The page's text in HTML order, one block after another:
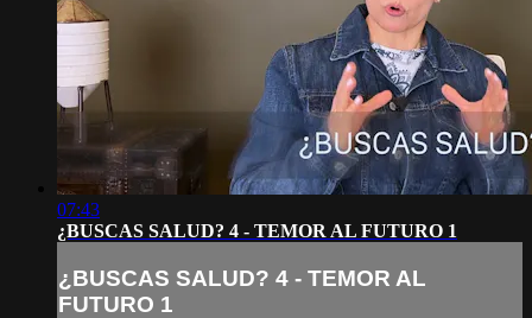
07:43
¿BUSCAS SALUD? 4 - TEMOR AL FUTURO 1
¿BUSCAS SALUD? 4 - TEMOR AL
FUTURO 1